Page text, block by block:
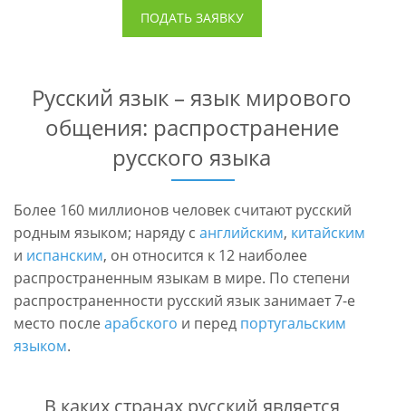
ПОДАТЬ ЗАЯВКУ
Русский язык – язык мирового
общения: распространение
русского языка
Более 160 миллионов человек считают русский
родным языком; наряду с английским, китайским
и испанским, он относится к 12 наиболее
распространенным языкам в мире. По степени
распространенности русский язык занимает 7-е
место послеарабского и перед португальским
языком.
В каких странах русский является